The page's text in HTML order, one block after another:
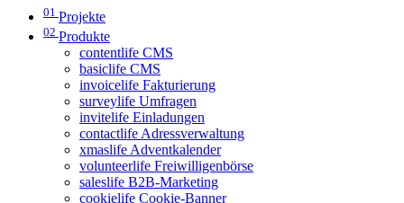
01 Projekte
02 Produkte
contentlife CMS
basiclife CMS
invoicelife Fakturierung
surveylife Umfragen
invitelife Einladungen
contactlife Adressverwaltung
xmaslife Adventkalender
volunteerlife Freiwilligenbörse
saleslife B2B-Marketing
cookielife Cookie-Banner